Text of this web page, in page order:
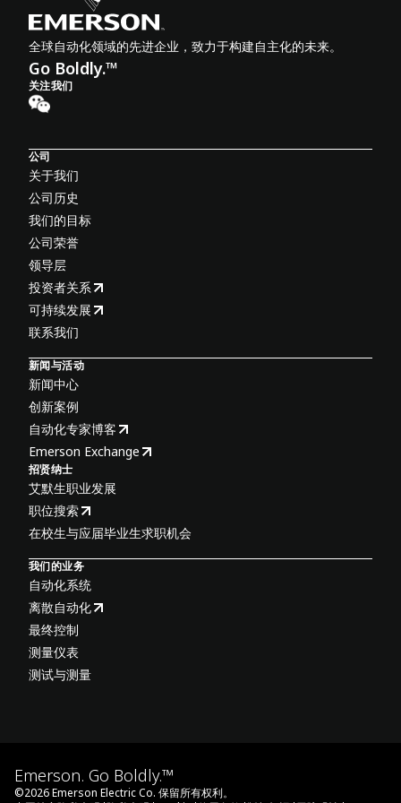
全球自动化领域的先进企业，致力于构建自主化的未来。
Go Boldly.™
关注我们
公司
关于我们
公司历史
我们的目标
公司荣誉
领导层
投资者关系
可持续发展
联系我们
新闻与活动
新闻中心
创新案例
自动化专家博客
Emerson Exchange
招贤纳士
艾默生职业发展
职位搜索
在校生与应届毕业生求职机会
我们的业务
自动化系统
离散自动化
最终控制
测量仪表
测试与测量
Emerson. Go Boldly.™
©2026Emerson Electric Co. 保留所有权利。